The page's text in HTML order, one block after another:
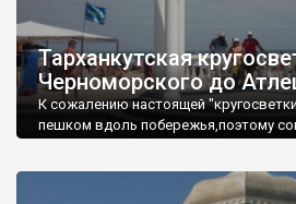
Тарханкутская
Черноморского до
К сожалению настоящей
пешком вдоль побережья,поэтому